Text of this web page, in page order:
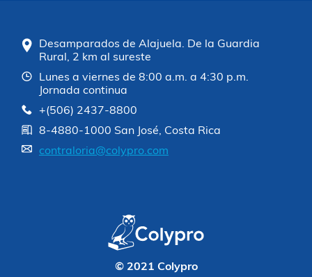
Desamparados de Alajuela. De la Guardia
Rural, 2 km al sureste
Lunes a viernes de 8:00 a.m. a 4:30 p.m.
Jornada continua
+(506) 2437-8800
8-4880-1000 San José, Costa Rica
contraloria@colypro.com
© 2021 Colypro